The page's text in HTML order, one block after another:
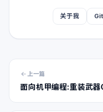
关于我
上一篇
面向机甲编程:重装武